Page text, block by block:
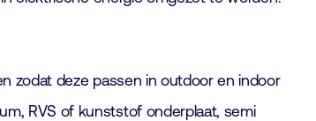
zodat deze passen in outdoor en indoor
RVS of kunststof onderplaat, semi